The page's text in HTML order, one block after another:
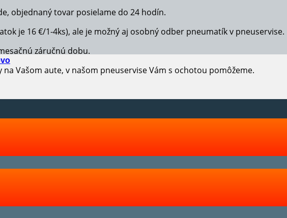
objednaný tovar posielame do 24 hodín.
je 16 €/1-4ks), ale je možný aj osobný odber pneumatík v pneuservise.
záručnú dobu.
Vašom aute, v našom pneuservise Vám s ochotou pomôžeme.